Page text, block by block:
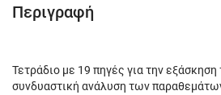
Περιγραφή
Τετράδιο με 19 πηγές για την
συνδυαστική ανάλυση των